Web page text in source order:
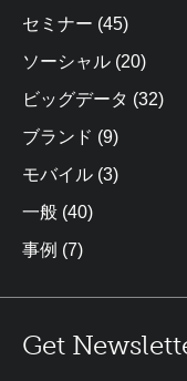
セミナー (45)
ソーシャル (20)
ビッグデータ (32)
ブランド (9)
モバイル (3)
一般 (40)
事例 (7)
Get